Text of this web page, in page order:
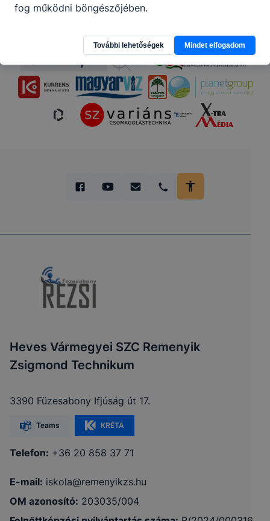
Heves Vármegyei SZC Remenyik
Zsigmond Technikum
3390 Füzesabony Ifjúság út 17.
Teams KRÉTA
Telefon: +36 20 858 37 71
E-mail: iskola@remenyikzs.hu
OM azonosító: 203035/004
fog működni böngészőjében.
További lehetőségek Mindet elfogadom